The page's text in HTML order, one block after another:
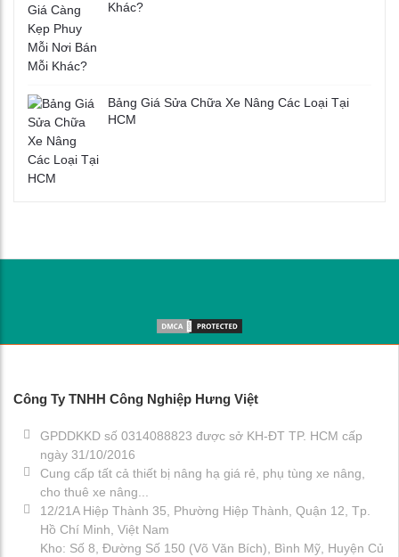
Khác?
Bảng Giá Sửa Chữa Xe Nâng Các Loại Tại
HCM
Công Ty TNHH Công Nghiệp Hưng Việt
GPDDKKD số 0314088823 được sở KH-ĐT TP. HCM cấp
ngày 31/10/2016
Cung cấp tất cả thiết bị nâng hạ giá rẻ, phụ tùng xe nâng,
cho thuê xe nâng...
12/21A Hiệp Thành 35, Phường Hiệp Thành, Quận 12, Tp.
Hồ Chí Minh, Việt Nam
Kho: Số 8, Đường Số 150 (Võ Văn Bích), Bình Mỹ, Huyện Củ